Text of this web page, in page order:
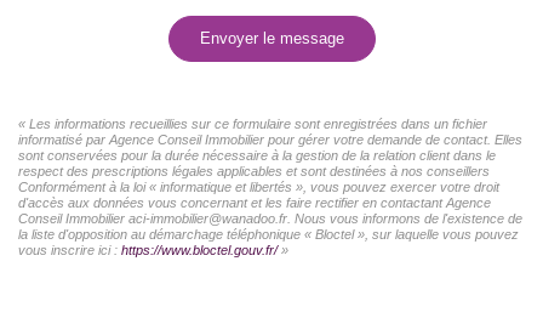
Envoyer le message
« Les informations recueillies sur ce formulaire sont enregistrées dans un fichier
informatisé par Agence Conseil Immobilier pour gérer votre demande de contact. Elles
sont conservées pour la durée nécessaire à la gestion de la relation client dans le
respect des prescriptions légales applicables et sont destinées à nos conseillers
Conformément à la loi « informatique et libertés », vous pouvez exercer votre droit
d'accès aux données vous concernant et les faire rectifier en contactant Agence
Conseil Immobilier aci-immobilier@wanadoo.fr. Nous vous informons de l'existence de
la liste d'opposition au démarchage téléphonique « Bloctel », sur laquelle vous pouvez
vous inscrire ici : https://www.bloctel.gouv.fr/»